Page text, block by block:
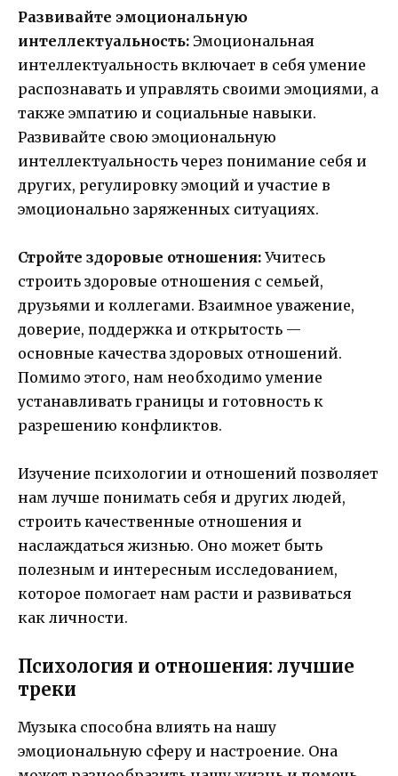
Развивайте эмоциональную
интеллектуальность: Эмоциональная
интеллектуальность включает в себя умение
распознавать и управлять своими эмоциями, а
также эмпатию и социальные навыки.
Развивайте свою эмоциональную
интеллектуальность через понимание себя и
других, регулировку эмоций и участие в
эмоционально заряженных ситуациях.
Стройте здоровые отношения: Учитесь
строить здоровые отношения с семьей,
друзьями и коллегами. Взаимное уважение,
доверие, поддержка и открытость —
основные качества здоровых отношений.
Помимо этого, нам необходимо умение
устанавливать границы и готовность к
разрешению конфликтов.
Изучение психологии и отношений позволяет
нам лучше понимать себя и других людей,
строить качественные отношения и
наслаждаться жизнью. Оно может быть
полезным и интересным исследованием,
которое помогает нам расти и развиваться
как личности.
Психология и отношения: лучшие
треки
Музыка способна влиять на нашу
эмоциональную сферу и настроение. Она